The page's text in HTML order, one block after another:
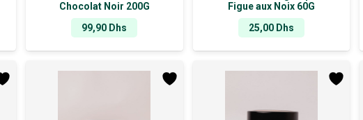
Chocolat Noir 200G
99,90 Dhs
Figue aux Noix 60G
25,00 Dhs